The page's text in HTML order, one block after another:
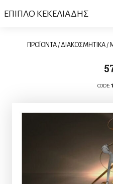
ΕΠΙΠΛΟ ΚΕΚΕΛΙΑΔΗΣ
ΠΡΟΪΟΝΤΑ/ ΔΙΑΚΟΣΜΗΤΙΚΑ/
CODE: